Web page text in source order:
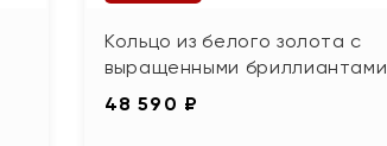
Кольцо из белого золота с
выращенными бриллиантами
48 590 ₽